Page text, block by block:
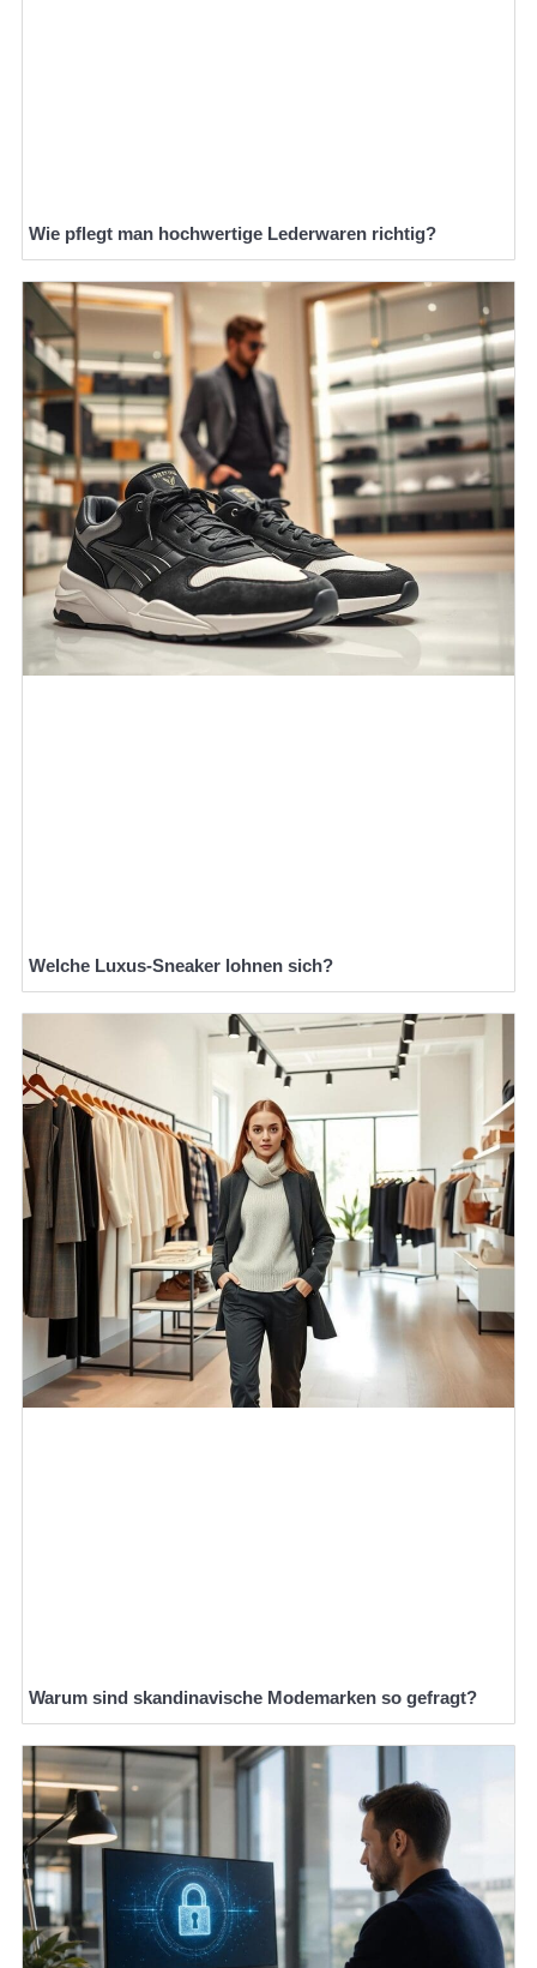
Wie pflegt man hochwertige Lederwaren richtig?
Welche Luxus-Sneaker lohnen sich?
Warum sind skandinavische Modemarken so gefragt?